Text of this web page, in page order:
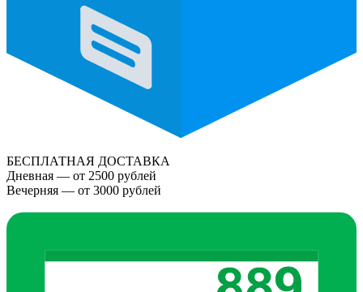
БЕСПЛАТНАЯ ДОСТАВКА
Дневная — от 2500 рублей
Вечерняя — от 3000 рублей